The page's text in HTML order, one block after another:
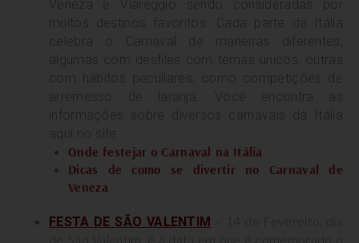
Veneza e Viareggio sendo consideradas por
muitos destinos favoritos.
Cada parte da Itália
celebra o Carnaval de maneiras diferentes,
algumas com desfiles com temas únicos, outras
com hábitos peculiares, como competições de
arremesso de laranja. Você encontra as
informações sobre diversos carnavais da Itália
aqui no site.
Onde festejar o Carnaval na Itália
Dicas de como se divertir no Carnaval de
Veneza
FESTA DE SÃO VALENTIM